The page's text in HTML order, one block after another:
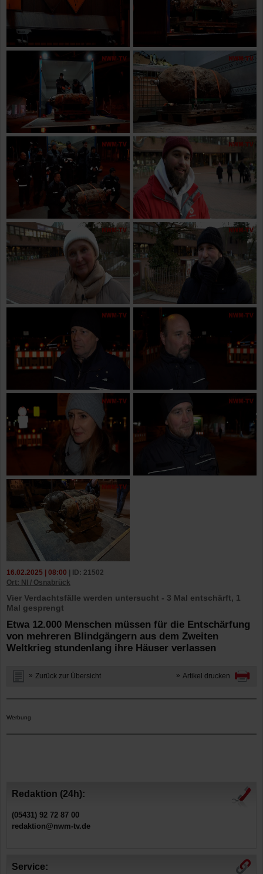
16.02.2025 | 08:00 | ID: 21502
Ort: NI / Osnabrück
Vier Verdachtsfälle werden untersucht - 3 Mal entschärft, 1
Mal gesprengt
Etwa 12.000 Menschen müssen für die Entschärfung
von mehreren Blindgängern aus dem Zweiten
Weltkrieg stundenlang ihre Häuser verlassen
Zurück zur Übersicht Artikel drucken
Werbung
Redaktion (24h):
(05431) 92 72 87 00
redaktion@nwm-tv.de
Service: